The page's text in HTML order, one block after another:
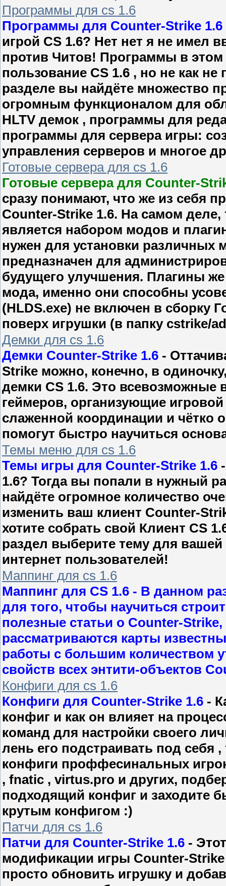
Программы для cs 1.6
Программы для Counter-Strike 1.6
игрой CS 1.6? Нет нет я не имел
против Читов! Программы в этом
пользование CS 1.6 , но не как
разделе вы найдёте множество
огромным функционалом для
HLTV демок , программы для
программы для сервера игры:
управления серверов и многое
Готовые сервера для cs 1.6
Готовые сервера для Counter-
сразу понимают, что же из себя
Counter-Strike 1.6. На самом
является набором модов и
нужен для установки различных
предназначен для
будущего улучшения. Плагины
мода, именно они способны
(HLDS.exe) не включен в сборку
поверх игрушки (в папку cstrike/
Демки для cs 1.6
Демки Counter-Strike 1.6 -
Strike можно, конечно, в
демки CS 1.6. Это
геймеров, организующие
слаженной координации и чётко
помогут быстро научиться
Темы меню для cs 1.6
Темы игры для Counter-Strike 1.6
1.6? Тогда вы попали в нужный
найдёте огромное количество
изменить ваш клиент Counter-
хотите собрать свой Клиент CS
раздел выберите тему для
интернет пользователей!
Маппинг для cs 1.6
Маппинг для CS 1.6 - В данном
для того, чтобы научиться
полезные статьи о Counter-
рассматриваются карты
работы с большим количеством
свойств всех энтити-объектов
Конфиги для cs 1.6
Конфиги для Counter-Strike 1.6 -
конфиг и как он влияет на
команд для настройки своего
лень его подстраивать под себя
конфиги проффесинальных
, fnatic , virtus.pro и других,
подходящий конфиг и заходите
крутым конфигом :)
Патчи для cs 1.6
Патчи для Counter-Strike 1.6 -
модификации игры Counter-
просто обновить игрушку и